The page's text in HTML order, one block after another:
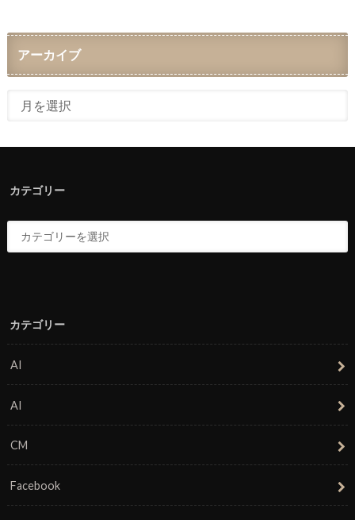
アーカイブ
カテゴリー
カテゴリー
AI
AI
CM
Facebook